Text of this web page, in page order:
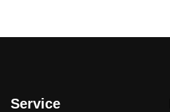
Service